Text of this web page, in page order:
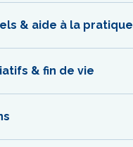
& aide à la pratique
& fin de vie